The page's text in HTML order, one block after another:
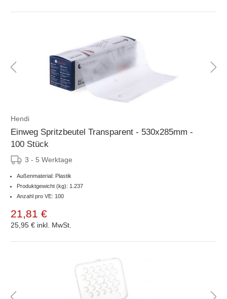
Hendi
Einweg Spritzbeutel Transparent - 530x285mm -
100 Stück
3 - 5 Werktage
Außenmaterial: Plastik
Produktgewicht (kg): 1.237
Anzahl pro VE: 100
21,81 €
25,95 € inkl. MwSt.